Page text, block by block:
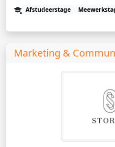
Afstudeerstage
Marketing &